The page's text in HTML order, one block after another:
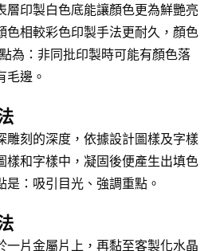
層印製白色底能讓顏色更為鮮艷亮
色相較彩色印製手法更耐久，顏色
為：非同批印製時可能有顏色落
毛邊。
雕刻的深度，依據設計圖樣及字樣
樣和字樣中，凝固後便產生出填色
：吸引目光、強調重點。
一片金屬片上，再黏至客製化水晶